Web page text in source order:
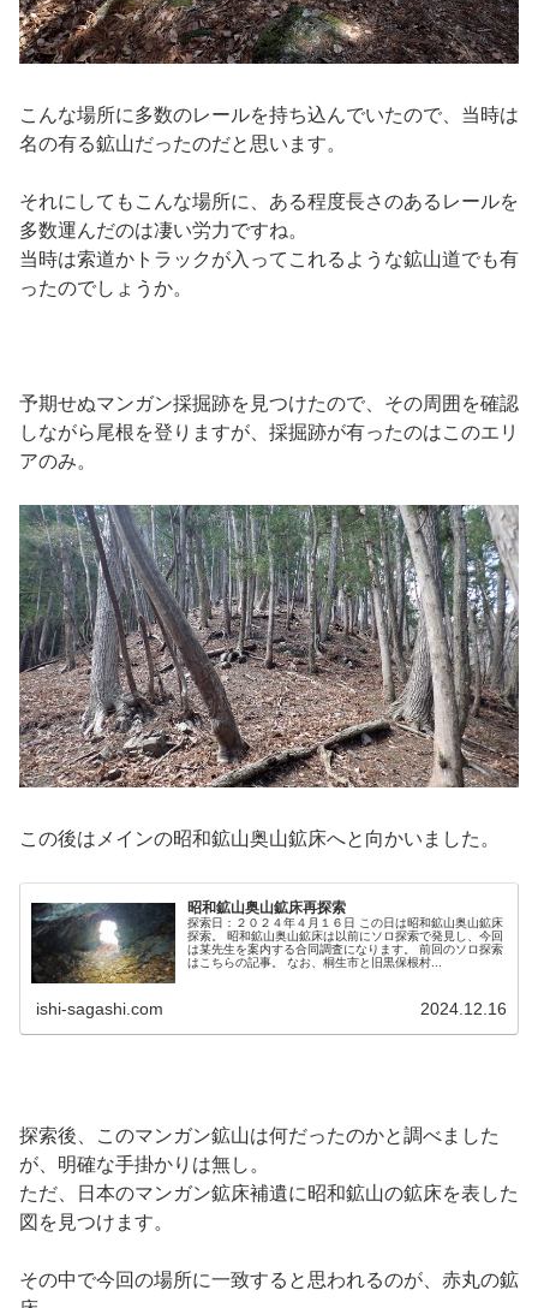
こんな場所に多数のレールを持ち込んでいたので、当時は
名の有る鉱山だったのだと思います。
それにしてもこんな場所に、ある程度長さのあるレールを
多数運んだのは凄い労力ですね。
当時は索道かトラックが入ってこれるような鉱山道でも有
ったのでしょうか。
予期せぬマンガン採掘跡を見つけたので、その周囲を確認
しながら尾根を登りますが、採掘跡が有ったのはこのエリ
アのみ。
この後はメインの昭和鉱山奥山鉱床へと向かいました。
昭和鉱山奥山鉱床再探索
探索日：２０２４年４月１６日 この日は昭和鉱山奥山鉱床
探索。 昭和鉱山奥山鉱床は以前にソロ探索で発見し、今回
は某先生を案内する合同調査になります。 前回のソロ探索
はこちらの記事。 なお、桐生市と旧黒保根村...
ishi-sagashi.com 2024.12.16
探索後、このマンガン鉱山は何だったのかと調べました
が、明確な手掛かりは無し。
ただ、日本のマンガン鉱床補遺に昭和鉱山の鉱床を表した
図を見つけます。
その中で今回の場所に一致すると思われるのが、赤丸の鉱